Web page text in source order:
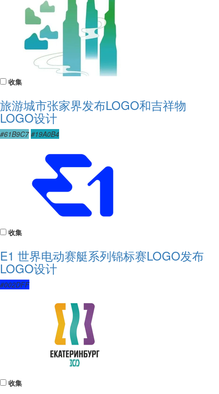
收集
旅游城市张家界发布LOGO和吉祥物
LOGO设计
#61B9C7 #19A0B4
收集
E1 世界电动赛艇系列锦标赛LOGO发布
LOGO设计
#002DFF
收集